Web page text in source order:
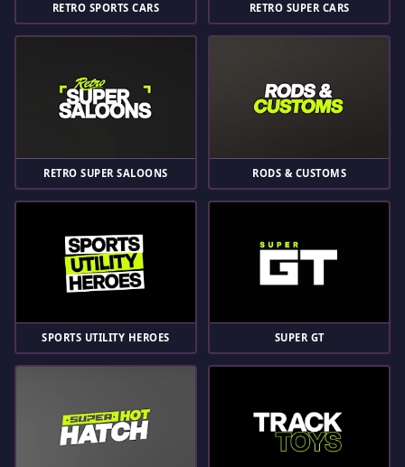
RETRO SPORTS CARS RETRO SUPER CARS
RETRO SUPER SALOONS RODS & CUSTOMS
SPORTS UTILITY HEROES SUPER GT